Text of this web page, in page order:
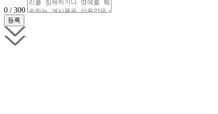
0 / 300